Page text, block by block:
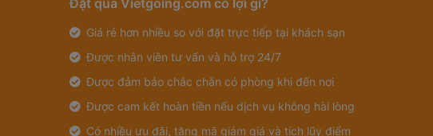
Đặt qua Vietgoing.com có lợi gì?
Giá rẻ hơn nhiều so với đặt trực tiếp tại khách sạn
Được nhân viên tư vấn và hỗ trợ 24/7
Được đảm bảo chắc chắn có phòng khi đến nơi
Được cam kết hoàn tiền nếu dịch vụ không hài lòng
Có nhiều ưu đãi, tặng mã giảm giá và tích lũy điểm